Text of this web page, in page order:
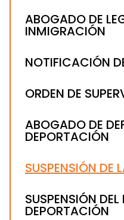
ABOGADO DE
INMIGRACIÓN
NOTIFICACIÓN
ORDEN DE
ABOGADO DE
DEPORTACIÓN
SUSPENSIÓN DE
SUSPENSIÓN
DEPORTACIÓN